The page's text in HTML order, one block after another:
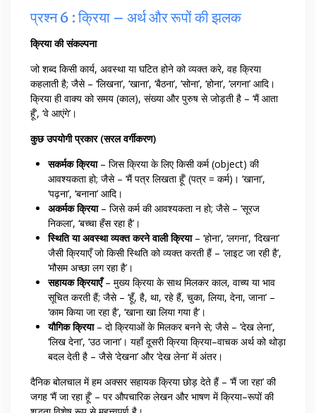
प्रश्न 6 : क्रिया – अर्थ और रूपों की झलक
क्रिया की संकल्पना
जो शब्द किसी कार्य, अवस्था या घटित होने को व्यक्त करे, वह क्रिया
कहलाती है; जैसे – ‘लिखना’, ‘खाना’, ‘बैठना’, ‘सोना’, ‘होना’, ‘लगना’ आदि।
क्रिया ही वाक्य को समय (काल), संख्या और पुरुष से जोड़ती है – ‘मैं आता
हूँ’, ‘वे आएंगे’।
कुछ उपयोगी प्रकार (सरल वर्गीकरण)
सकर्मक क्रिया– जिस क्रिया के लिए किसी कर्म (object) की
आवश्यकता हो; जैसे – ‘मैं पत्र लिखता हूँ’ (पत्र = कर्म)। ‘खाना’,
‘पढ़ना’, ‘बनाना’ आदि।
अकर्मक क्रिया– जिसे कर्म की आवश्यकता न हो; जैसे – ‘सूरज
निकला’, ‘बच्चा हँस रहा है’।
स्थिति या अवस्था व्यक्त करने वाली क्रिया– ‘होना’, ‘लगना’, ‘दिखना’
जैसी क्रियाएँ जो किसी स्थिति को व्यक्त करती हैं – ‘लाइट जा रही है’,
‘मौसम अच्छा लग रहा है’।
सहायक क्रियाएँ– मुख्य क्रिया के साथ मिलकर काल, वाच्य या भाव
सूचित करती हैं; जैसे – ‘हूँ, है, था, रहे हैं, चुका, लिया, देना, जाना’ –
‘काम किया जा रहा है’, ‘खाना खा लिया गया है’।
यौगिक क्रिया– दो क्रियाओं के मिलकर बनने से; जैसे – ‘देख लेना’,
‘लिख देना’, ‘उठ जाना’। यहाँ दूसरी क्रिया क्रिया–वाचक अर्थ को थोड़ा
बदल देती है – जैसे ‘देखना’ और ‘देख लेना’ में अंतर।
दैनिक बोलचाल में हम अक्सर सहायक क्रिया छोड़ देते हैं – ‘मैं जा रहा’ की
जगह ‘मैं जा रहा हूँ’ – पर औपचारिक लेखन और भाषण में क्रिया–रूपों की